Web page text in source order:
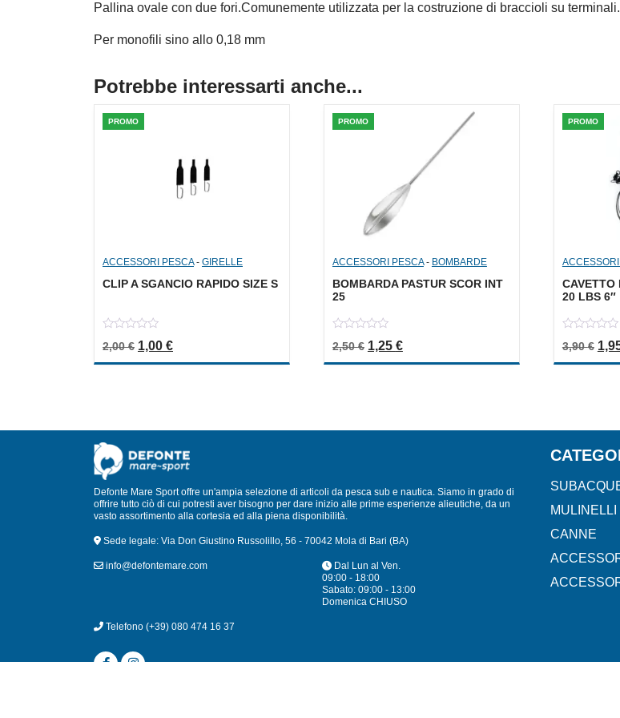
Pallina ovale con due fori.Comunemente utilizzata per la costruzione di braccioli su
Per monofili sino allo 0,18 mm
Potrebbe interessarti anche...
PROMO
ACCESSORI PESCA- GIRELLE
CLIP A SGANCIO RAPIDO SIZE S
out
of
2,00€ Il prezzo originale era: 2,00 €.
1,00 €Il prezzo attuale è: 1,00 €.
PROMO
ACCESSORI PESCA- BOMBARDE
BOMBARDA PASTUR SCOR INT
25
out
of
2,50€ Il prezzo originale era: 2,50 €.
1,25 €Il prezzo attuale è: 1,25 €.
PROMO
CAVETTO
20 LBS 6″
out
of
3,90€ Il
Defonte Mare Sport offre un'ampia selezione di articoli da pesca sub e nautica. Siamo in grado di
offrire tutto ciò di cui potresti aver bisogno per dare inizio alle prime esperienze alieutiche, da un
vasto assortimento alla cortesia ed alla piena disponibilità.
Sede legale: Via Don Giustino Russolillo, 56 - 70042 Mola di Bari (BA)
info@defontemare.com
Dal Lun al Ven.
09:00 - 18:00
Sabato: 09:00 - 13:00
Domenica CHIUSO
Telefono (+39) 080 474 16 37
MULINELLI
CANNE